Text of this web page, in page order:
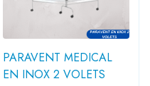
PARAVENT MEDICAL
EN INOX 2 VOLETS